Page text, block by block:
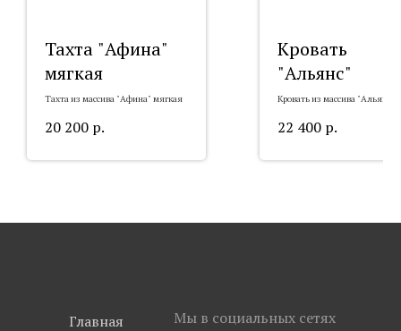
Тахта "Афина"
мягкая
Тахта из массива "Афина" мягкая
20 200 р.
Кровать
"Альянс"
Кровать из массива "Альянс"
22 400 р.
Главная Мы в социальных сетях